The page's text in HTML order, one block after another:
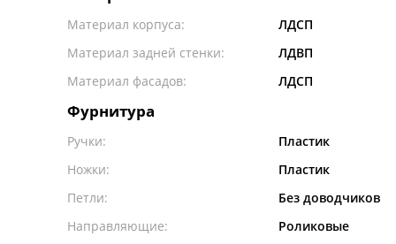
Материал корпуса:
ЛДСП
Материал задней стенки:
ЛДВП
Материал фасадов:
ЛДСП
Фурнитура
Ручки:
Пластик
Ножки:
Пластик
Петли:
Без доводчиков
Направляющие:
Роликовые